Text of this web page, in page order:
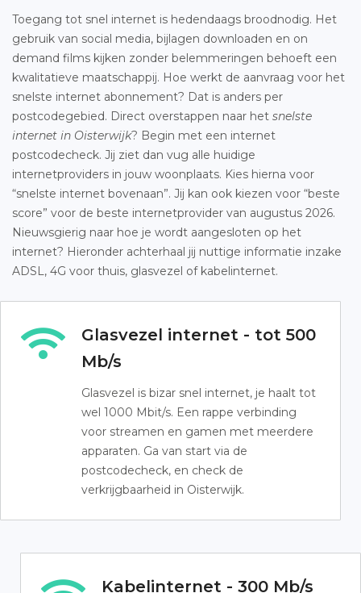
Toegang tot snel internet is hedendaags broodnodig. Het
gebruik van social media, bijlagen downloaden en on
demand films kijken zonder belemmeringen behoeft een
kwalitatieve maatschappij. Hoe werkt de aanvraag voor het
snelste internet abonnement? Dat is anders per
postcodegebied. Direct overstappen naar het snelste
internet in Oisterwijk? Begin met een internet
postcodecheck. Jij ziet dan vug alle huidige
internetproviders in jouw woonplaats. Kies hierna voor
“snelste internet bovenaan”. Jij kan ook kiezen voor “beste
score” voor de beste internetprovider van augustus 2026.
Nieuwsgierig naar hoe je wordt aangesloten op het
internet? Hieronder achterhaal jij nuttige informatie inzake
ADSL, 4G voor thuis, glasvezel of kabelinternet.
Glasvezel internet - tot 500
Mb/s
Glasvezel is bizar snel internet, je haalt tot
wel 1000 Mbit/s. Een rappe verbinding
voor streamen en gamen met meerdere
apparaten. Ga van start via de
postcodecheck, en check de
verkrijgbaarheid in Oisterwijk.
Kabelinternet - 300 Mb/s